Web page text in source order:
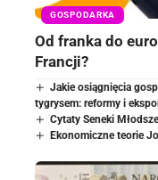
GOSPODARKA
Od franka do
Francji?
Jakie osiągnięcia
tygrysem: reformy i
Cytaty Seneki
Ekonomiczne teorie